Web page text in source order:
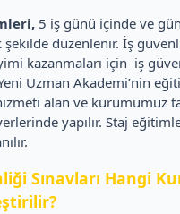
5 iş günü içinde ve
şekilde düzenlenir. İş
kazanmaları için iş
Uzman Akademi’nin
alan ve kurumumuz
yapılır. Staj
Sınavları Hangi